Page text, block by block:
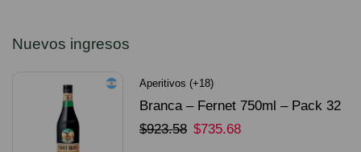
Nuevos ingresos
Aperitivos (+18)
Branca – Fernet 750ml – Pack 32
Unidades
$923.58 $735.68